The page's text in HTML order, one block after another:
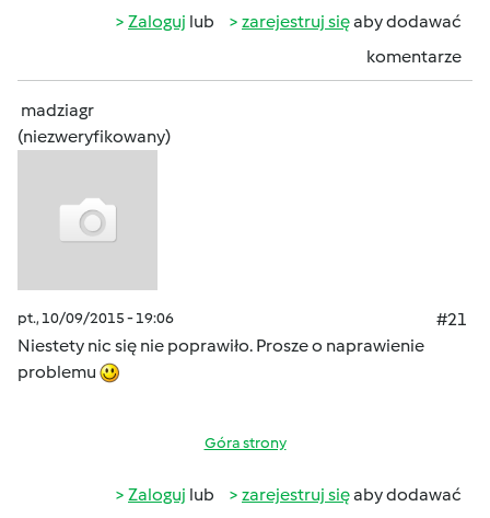
Zaloguj lub zarejestruj sięaby dodawać
komentarze
madziagr
(niezweryfikowany)
pt., 10/09/2015 - 19:06
#21
Niestety nic się nie poprawiło. Prosze o naprawienie
problemu
Góra strony
Zaloguj lub zarejestruj sięaby dodawać